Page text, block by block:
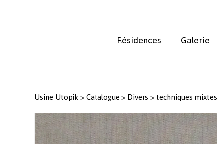
Résidences Galerie
Usine Utopik > Catalogue > Divers > techniques mixtes